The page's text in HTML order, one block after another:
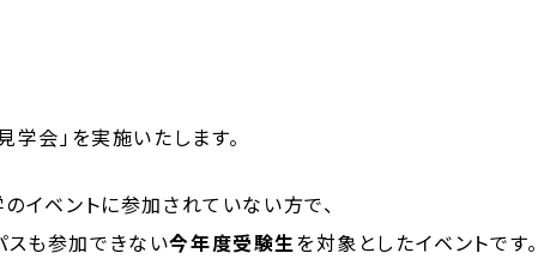
会」を実施いたします。
イベントに参加されていない方で、
も参加できない今年度受験生を対象としたイベントです。